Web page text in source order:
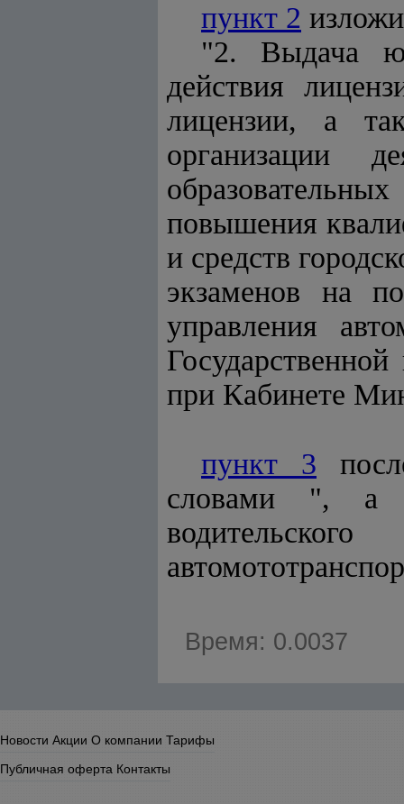
пункт 2
"2. Выдача
действия
лицензии, а
организации
повышения
и средств
экзаменов на
управления
при Кабинете
пункт 3
словами ", а
Время: 0.0037
Новости Акции О компании Тарифы
Публичная оферта Контакты